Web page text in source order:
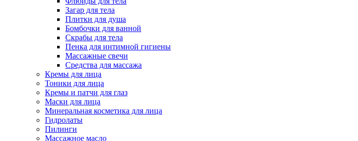
Загар для тела
Плитки для душа
Бомбочки для ванной
Скрабы для тела
Пенка для интимной гигиены
Массажные свечи
Средства для массажа
Кремы для лица
Тоники для лица
Кремы и патчи для глаз
Маски для лица
Минеральная косметика для лица
Гидролаты
Пилинги
Массажное масло